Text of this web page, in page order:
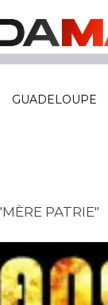
GUADELOUPE
PATRIE"